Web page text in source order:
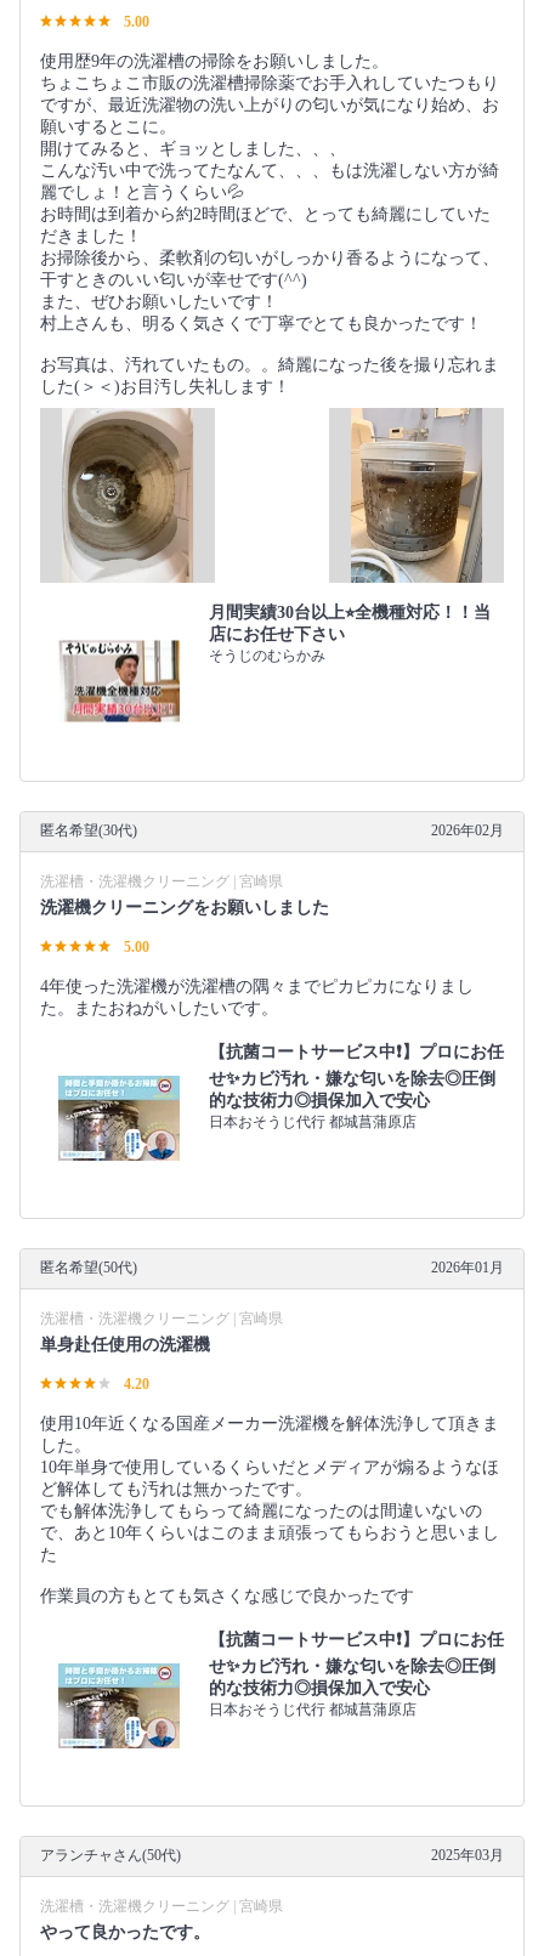
5.00
使用歴9年の洗濯槽の掃除をお願いしました。
ちょこちょこ市販の洗濯槽掃除薬でお手入れしていたつもり
ですが、最近洗濯物の洗い上がりの匂いが気になり始め、お
願いするとこに。
開けてみると、ギョッとしました、、、
こんな汚い中で洗ってたなんて、、、もは洗濯しない方が綺
麗でしょ！と言うくらい💦
お時間は到着から約2時間ほどで、とっても綺麗にしていた
だきました！
お掃除後から、柔軟剤の匂いがしっかり香るようになって、
干すときのいい匂いが幸せです(^^)
また、ぜひお願いしたいです！
村上さんも、明るく気さくで丁寧でとても良かったです！
お写真は、汚れていたもの。。綺麗になった後を撮り忘れま
した(＞＜)お目汚し失礼します！
月間実績30台以上⭐︎全機種対応！！当
店にお任せ下さい
そうじのむらかみ
匿名希望(30代) 2026年02月
洗濯槽・洗濯機クリーニング | 宮崎県
洗濯機クリーニングをお願いしました
5.00
4年使った洗濯機が洗濯槽の隅々までピカピカになりまし
た。またおねがいしたいです。
【抗菌コートサービス中❗】プロにお任
せ✨カビ汚れ・嫌な匂いを除去◎圧倒
的な技術力◎損保加入で安心
日本おそうじ代行 都城菖蒲原店
匿名希望(50代) 2026年01月
洗濯槽・洗濯機クリーニング | 宮崎県
単身赴任使用の洗濯機
4.20
使用10年近くなる国産メーカー洗濯機を解体洗浄して頂きま
した。
10年単身で使用しているくらいだとメディアが煽るようなほ
ど解体しても汚れは無かったです。
でも解体洗浄してもらって綺麗になったのは間違いないの
で、あと10年くらいはこのまま頑張ってもらおうと思いまし
た
作業員の方もとても気さくな感じで良かったです
【抗菌コートサービス中❗】プロにお任
せ✨カビ汚れ・嫌な匂いを除去◎圧倒
的な技術力◎損保加入で安心
日本おそうじ代行 都城菖蒲原店
アランチャさん(50代) 2025年03月
洗濯槽・洗濯機クリーニング | 宮崎県
やって良かったです。